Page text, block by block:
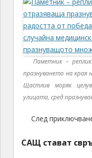
Паметник –
празнуването на
Щастлив моряк
улицата, сред
След
САЩ стават